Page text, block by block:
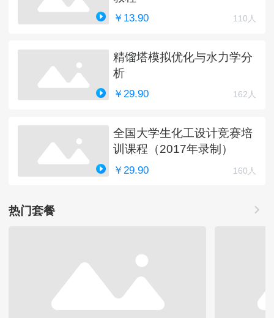
￥13.90 110人
精馏塔模拟优化与水力学分
析
￥29.90 162人
全国大学生化工设计竞赛培
训课程（2017年录制）
￥29.90 160人
热门套餐